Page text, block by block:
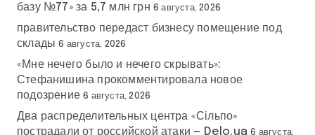
базу №77» за 5,7 млн грн 6 августа, 2026
правительство передаст бизнесу помещение под
склады 6 августа, 2026
«Мне нечего было и нечего скрывать»:
Стефанишина прокомментировала новое
подозрение 6 августа, 2026
Два распределительных центра «Сільпо»
пострадали от российской атаки — Delo.ua 6 августа,